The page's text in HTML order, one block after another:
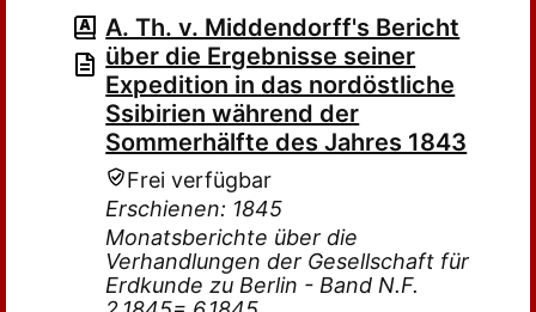
A. Th. v. Middendorff's Bericht
über die Ergebnisse seiner
Expedition in das nordöstliche
Ssibirien während der
Sommerhälfte des Jahres 1843
Frei verfügbar
Erschienen: 1845
Monatsberichte über die
Verhandlungen der Gesellschaft für
Erdkunde zu Berlin - Band N.F.